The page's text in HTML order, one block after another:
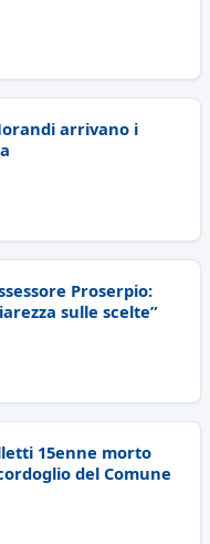
arrivano i
Proserpio:
sulle scelte”
15enne morto
del Comune